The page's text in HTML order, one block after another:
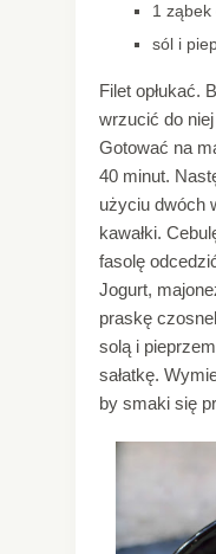
1 ząbek
sól i
Filet opłukać.
wrzucić do
Gotować na
40 minut.
użyciu dwóch
kawałki.
fasolę
Jogurt,
praskę
solą i
sałatkę.
by smaki się